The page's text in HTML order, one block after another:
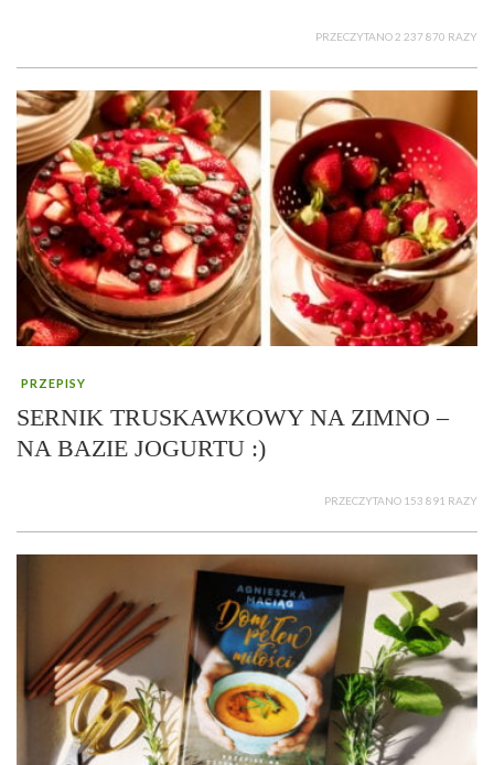
PRZECZYTANO 2 237 870 RAZY
PRZEPISY
SERNIK TRUSKAWKOWY NA ZIMNO –
NA BAZIE JOGURTU :)
PRZECZYTANO 153 891 RAZY